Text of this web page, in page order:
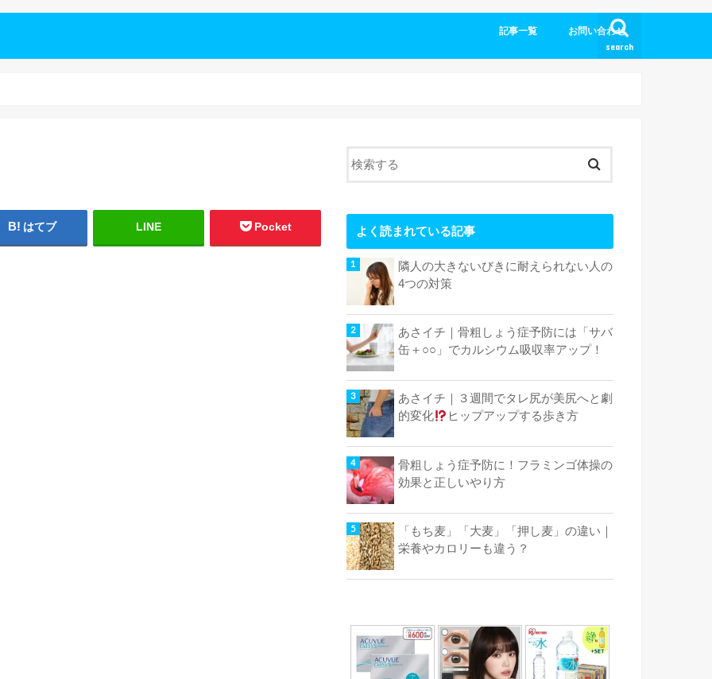
search
記事一覧 お問い合わせ
はてブ LINE Pocket よく読まれている記事
隣人の大きないびきに耐えられない人の
4つの対策
あさイチ｜骨粗しょう症予防には「サバ
缶＋○○」でカルシウム吸収率アップ！
あさイチ｜３週間でタレ尻が美尻へと劇
的変化
ヒップアップする歩き方
骨粗しょう症予防に！フラミンゴ体操の
効果と正しいやり方
「もち麦」「大麦」「押し麦」の違い｜
栄養やカロリーも違う？